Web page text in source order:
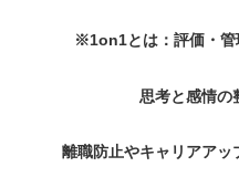
※1on1とは：評価・管
思考と感情の
離職防止やキャリアアッ